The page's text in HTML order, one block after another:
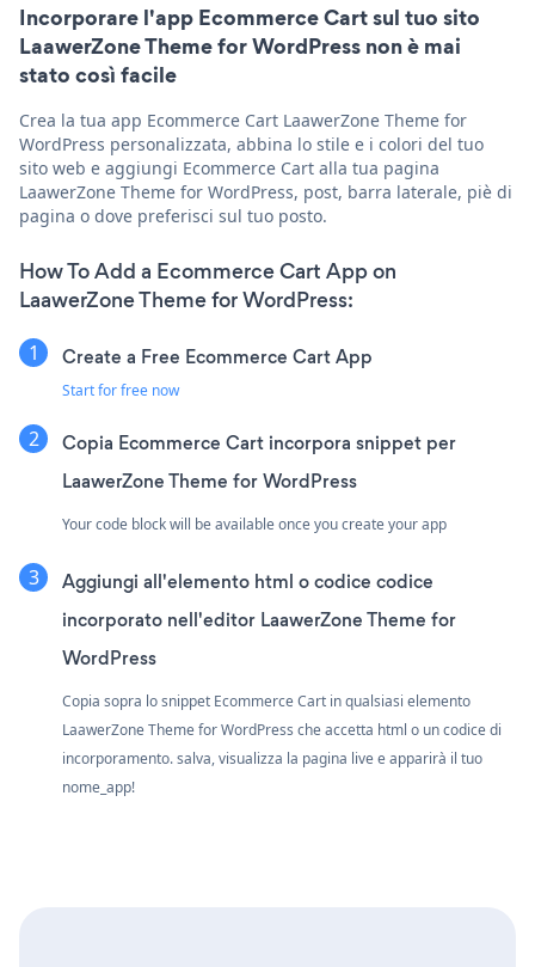
Incorporare l'app Ecommerce Cart sul tuo sito
LaawerZone Theme for WordPress non è mai
stato così facile
Crea la tua app Ecommerce Cart LaawerZone Theme for
WordPress personalizzata, abbina lo stile e i colori del tuo
sito web e aggiungi Ecommerce Cart alla tua pagina
LaawerZone Theme for WordPress, post, barra laterale, piè di
pagina o dove preferisci sul tuo posto.
How To Add a Ecommerce Cart App on
LaawerZone Theme for WordPress:
Create a Free Ecommerce Cart App
Start for free now
Copia Ecommerce Cart incorpora snippet per
LaawerZone Theme for WordPress
Your code block will be available once you create your app
Aggiungi all'elemento html o codice codice
incorporato nell'editor LaawerZone Theme for
WordPress
Copia sopra lo snippet Ecommerce Cart in qualsiasi elemento
LaawerZone Theme for WordPress che accetta html o un codice di
incorporamento. salva, visualizza la pagina live e apparirà il tuo
nome_app!